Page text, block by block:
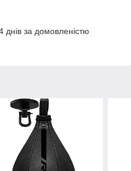
за домовленістю